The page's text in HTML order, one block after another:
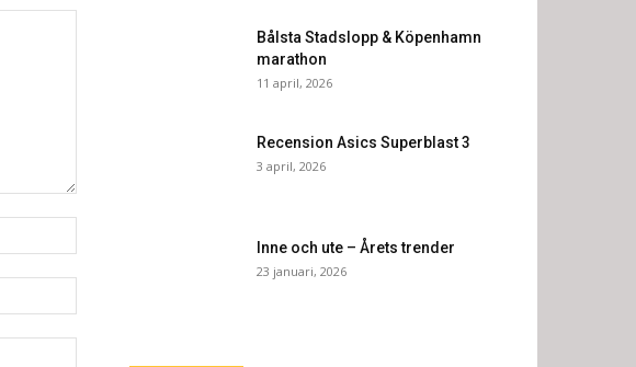
Bålsta Stadslopp & Köpenhamn
marathon
11 april, 2026
Recension Asics Superblast 3
3 april, 2026
Inne och ute – Årets trender
23 januari, 2026